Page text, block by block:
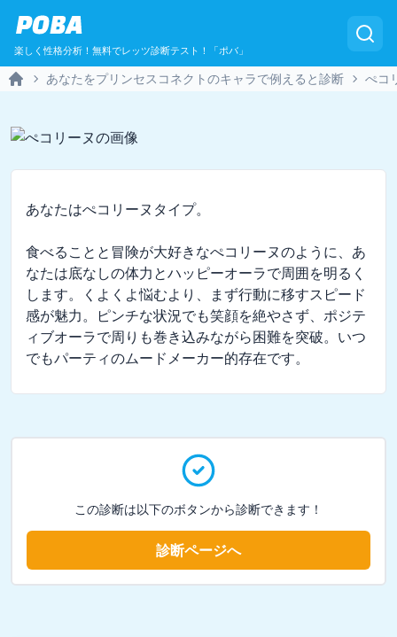
POBA
楽しく性格分析！無料でレッツ診断テスト！「ポバ」
あなたをプリンセスコネクトのキャラで例えると診断 ぺコ
あなたはぺコリーヌタイプ。
食べることと冒険が大好きなぺコリーヌのように、あ
なたは底なしの体力とハッピーオーラで周囲を明るく
します。くよくよ悩むより、まず行動に移すスピード
感が魅力。ピンチな状況でも笑顔を絶やさず、ポジテ
ィブオーラで周りも巻き込みながら困難を突破。いつ
でもパーティのムードメーカー的存在です。
この診断は以下のボタンから診断できます！
診断ページへ